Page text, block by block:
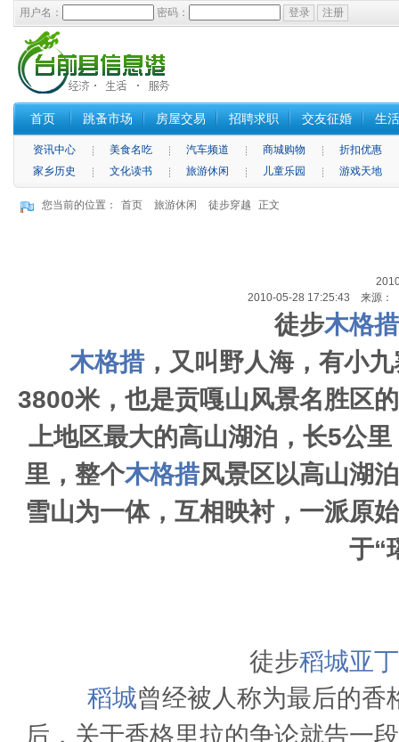
用户名： 密码：
首页 跳蚤市场 房屋交易 招聘求职 交友征婚 生
资讯中心 美食名吃 汽车频道 商城购物
折扣优惠
家乡历史
文化读书 旅游休闲 儿童乐园 游戏天地
您当前的位置： 首页 旅游休闲 徒步穿越 正文
2010-05-28 17:25:43 来源：
徒步木格措
木格措，又叫野人海，有小
3800米，也是贡嘎山风景名胜区
上地区最大的高山湖泊，长5公
里，整个木格措风景区以高山湖
雪山为一体，互相映衬，一派原
于“
徒步稻城亚丁
稻城曾经被人称为最后的香
后，关于香格里拉的争论就告一